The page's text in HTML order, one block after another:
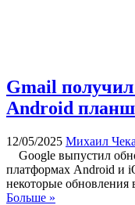
Gmail
Android
12/05/2025 Михаил
Google выпустил
платформах Android и
некоторые
Больше »